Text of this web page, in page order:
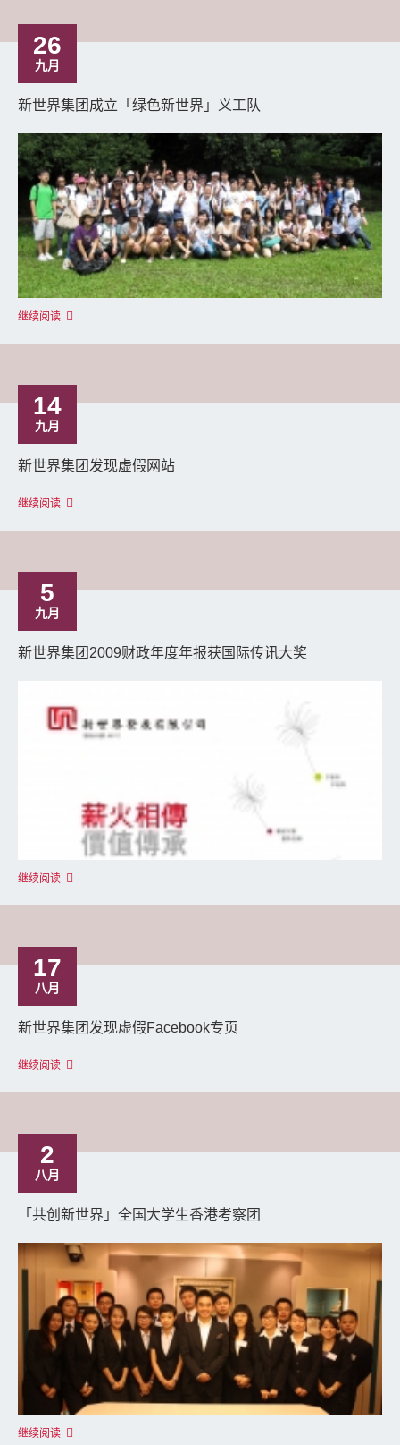
26
九月
新世界集团成立「绿色新世界」义工队
继续阅读
14
九月
新世界集团发现虚假网站
继续阅读
5
九月
新世界集团2009财政年度年报获国际传讯大奖
继续阅读
17
八月
新世界集团发现虚假Facebook专页
继续阅读
2
八月
「共创新世界」全国大学生香港考察团
继续阅读